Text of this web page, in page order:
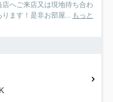
へご来店又は現地待ち合わ
ます！是非お部屋... もっと